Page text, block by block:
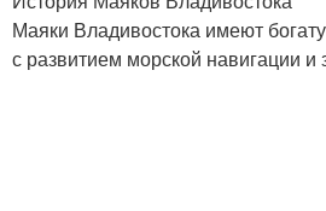
Маяки Владивостока имеют
с развитием морской навигации